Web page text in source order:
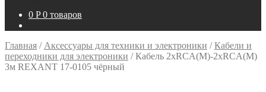
0 P 0 товаров
Главная / Аксессуары для техники и электроники /Кабели и
переходники для электроники /Кабель 2xRCA(M)-2xRCA(M)
3м REXANT 17-0105 чёрный